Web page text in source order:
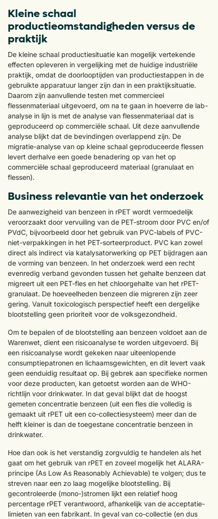
Kleine schaal
productieomstandigheden versus de
praktijk
De kleine schaal productiesituatie kan mogelijk vertekende
effecten opleveren in vergelijking met de huidige industriële
praktijk, omdat de doorlooptijden van productiestappen in de
gebruikte apparatuur langer zijn dan in een praktijksituatie.
Daarom zijn aanvullende testen met commercieel
flessenmateriaal uitgevoerd, om na te gaan in hoeverre de lab-
analyse in lijn is met de analyse van flessenmateriaal dat is
geproduceerd op commerciële schaal. Uit deze aanvullende
analyse blijkt dat de bevindingen overlappend zijn. De
migratie-analyse van op kleine schaal geproduceerde flessen
levert derhalve een goede benadering op van het op
commerciële schaal geproduceerd materiaal (granulaat en
flessen).
Business relevantie van het onderzoek
De aanwezigheid van benzeen in rPET wordt vermoedelijk
veroorzaakt door vervuiling van de PET-stroom door PVC en/of
PVdC, bijvoorbeeld door het gebruik van PVC-labels of PVC-
niet-verpakkingen in het PET-sorteerproduct. PVC kan zowel
direct als indirect via katalysatorwerking op PET bijdragen aan
de vorming van benzeen. In het onderzoek werd een recht
evenredig verband gevonden tussen het gehalte benzeen dat
migreert uit een PET-fles en het chloorgehalte van het rPET-
granulaat. De hoeveelheden benzeen die migreren zijn zeer
gering. Vanuit toxicologisch perspectief heeft een dergelijke
blootstelling geen prioriteit voor de volksgezondheid.
Om te bepalen of de blootstelling aan benzeen voldoet aan de
Warenwet, dient een risicoanalyse te worden uitgevoerd. Bij
een risicoanalyse wordt gekeken naar uiteenlopende
consumptiepatronen en lichaamsgewichten, en dit levert vaak
geen eenduidig resultaat op. Bij gebrek aan specifieke normen
voor deze producten, kan getoetst worden aan de WHO-
richtlijn voor drinkwater. In dat geval blijkt dat de hoogst
gemeten concentratie benzeen (uit een fles die volledig is
gemaakt uit rPET uit een co-collectiesysteem) meer dan de
helft kleiner is dan de toegestane concentratie benzeen in
drinkwater.
Hoe dan ook is het verstandig zorgvuldig te handelen als het
gaat om het gebruik van rPET en zoveel mogelijk het ALARA-
principe (As Low As Reasonably Achievable) te volgen; dus te
streven naar een zo laag mogelijke blootstelling. Bij
gecontroleerde (mono-)stromen lijkt een relatief hoog
percentage rPET verantwoord, afhankelijk van de acceptatie-
limieten van een fabrikant. In geval van co-collectie (en dus